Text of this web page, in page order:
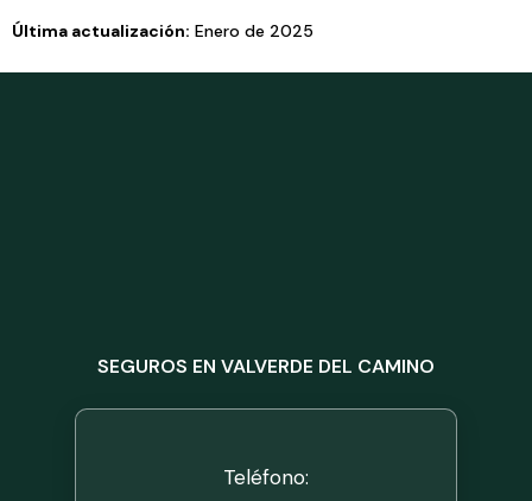
Última actualización: Enero de 2025
SEGUROS EN VALVERDE DEL CAMINO
Teléfono: